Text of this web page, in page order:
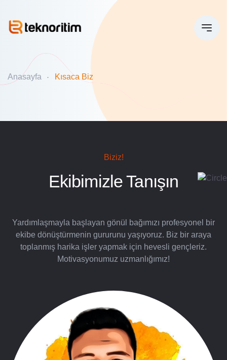
Anasayfa Kısaca Biz
Biziz!
Ekibimizle Tanışın
Yardımlaşmayla başlayan gönül bağımızı profesyonel bir
ekibe dönüştürmenin gururunu yaşıyoruz. Biz bir araya
toplanmış harika işler yapmak için hevesli gençleriz.
Motivasyonumuz uzmanlığımız!